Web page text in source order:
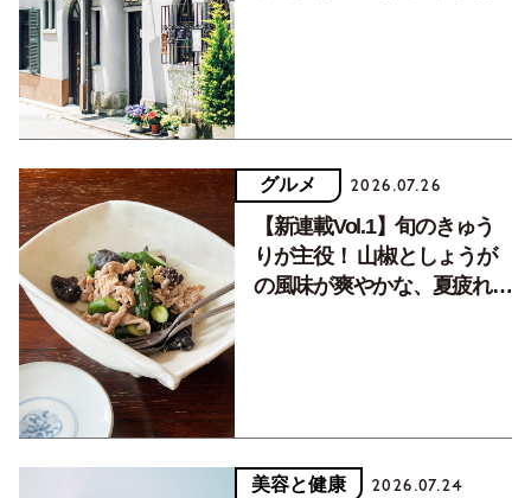
グルメ 2026.07.26
【新連載Vol.1】旬のきゅう
りが主役！ 山椒としょうが
の風味が爽やかな、夏疲れを
美容と健康 2026.07.24